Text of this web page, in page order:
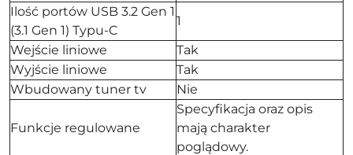
Ilość portów USB 3.2 Gen 1
(3.1 Gen 1) Typu-C
1
Wejście liniowe
Tak
Wyjście liniowe
Tak
Wbudowany tuner tv
Nie
Funkcje regulowane
Specyfikacja oraz opis
mają charakter
poglądowy.